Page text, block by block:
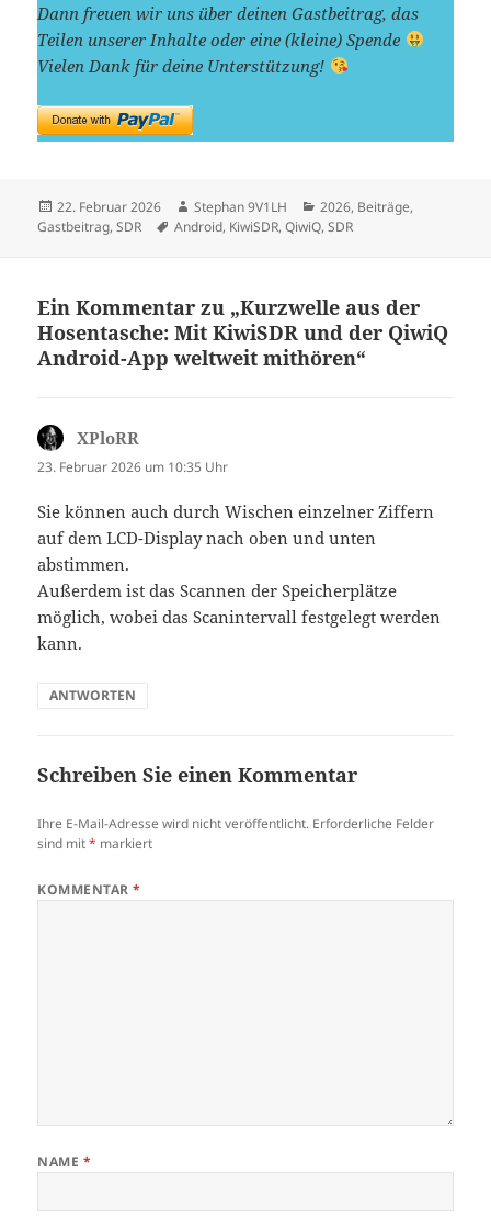
Dann freuen wir uns über deinen Gastbeitrag, das
Teilen unserer Inhalte oder eine (kleine) Spende
Vielen Dank für deine Unterstützung!
Veröffentlicht
am
22. Februar 2026 Autor
Stephan 9V1LH Kategorien
2026, Beiträge,
Gastbeitrag,SDR Schlagwörter
Android, KiwiSDR,QiwiQ,SDR
Ein Kommentar zu „Kurzwelle aus der
Hosentasche: Mit KiwiSDR und der QiwiQ
Android-App weltweit mithören“
XPloRR
23. Februar 2026 um 10:35 Uhr
Sie können auch durch Wischen einzelner Ziffern
auf dem LCD-Display nach oben und unten
abstimmen.
Außerdem ist das Scannen der Speicherplätze
möglich, wobei das Scanintervall festgelegt werden
kann.
ANTWORTEN
Schreiben Sie einen Kommentar
Ihre E-Mail-Adresse wird nicht veröffentlicht. Erforderliche Felder
sind mit* markiert
KOMMENTAR*
NAME *